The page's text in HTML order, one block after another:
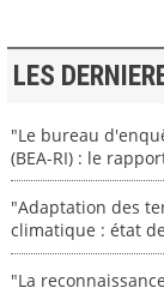
LES
"Le bureau
(BEA-RI) : le
"Adaptation des
climatique : état
"La